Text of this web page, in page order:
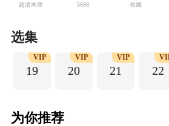
心结，捡拾起青春中散
超清画质 5698 收藏
选集
19
VIP
20
VIP
21
VIP
22
为你推荐